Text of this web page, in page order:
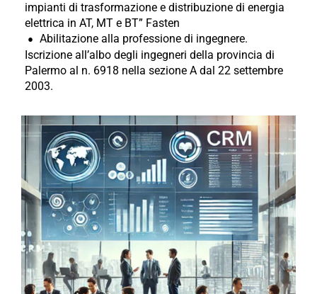
impianti di trasformazione e distribuzione di energia
elettrica in AT, MT e BT” Fasten
Abilitazione alla professione di ingegnere.
Iscrizione all’albo degli ingegneri della provincia di
Palermo al n. 6918 nella sezione A dal 22 settembre
2003.